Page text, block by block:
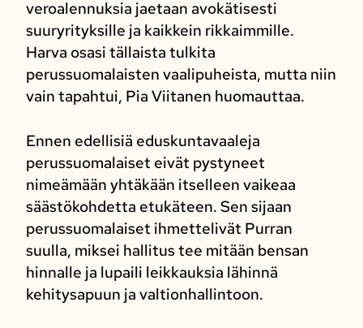
veroalennuksia jaetaan avokätisesti
suuryrityksille ja kaikkein rikkaimmille.
Harva osasi tällaista tulkita
perussuomalaisten vaalipuheista, mutta niin
vain tapahtui, Pia Viitanen huomauttaa.
Ennen edellisiä eduskuntavaaleja
perussuomalaiset eivät pystyneet
nimeämään yhtäkään itselleen vaikeaa
säästökohdetta etukäteen. Sen sijaan
perussuomalaiset ihmettelivät Purran
suulla, miksei hallitus tee mitään bensan
hinnalle ja lupaili leikkauksia lähinnä
kehitysapuun ja valtionhallintoon.